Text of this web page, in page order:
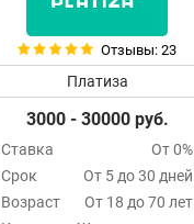
Отзывы: 23
Платиза
3000 - 30000 руб.
Ставка
От 0%
Срок
От 5 до 30 дней
Возраст
От 18 до 70 лет